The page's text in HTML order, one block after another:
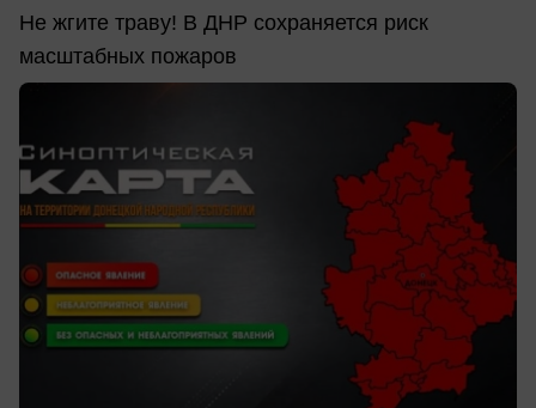
Не жгите траву! В ДНР сохраняется риск
масштабных пожаров